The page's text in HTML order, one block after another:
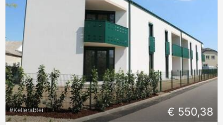
#Kellerabteil € 550,38